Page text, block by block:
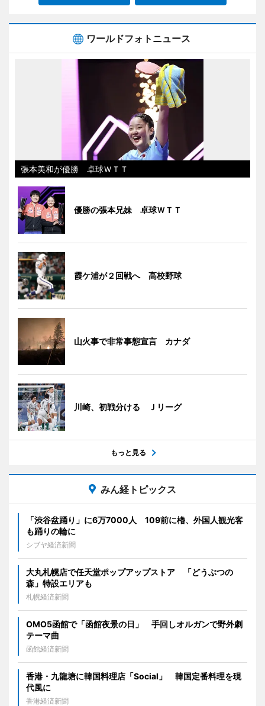
ワールドフォトニュース
張本美和が優勝 卓球ＷＴＴ
優勝の張本兄妹 卓球ＷＴＴ
霞ケ浦が２回戦へ 高校野球
山火事で非常事態宣言 カナダ
川崎、初戦分ける Ｊリーグ
もっと見る
みん経トピックス
「渋谷盆踊り」に6万7000人 109前に櫓、外国人観光客
も踊りの輪に
シブヤ経済新聞
大丸札幌店で任天堂ポップアップストア 「どうぶつの
森」特設エリアも
札幌経済新聞
OMO5函館で「函館夜景の日」 手回しオルガンで野外劇
テーマ曲
函館経済新聞
香港・九龍塘に韓国料理店「Social」 韓国定番料理を現
代風に
香港経済新聞